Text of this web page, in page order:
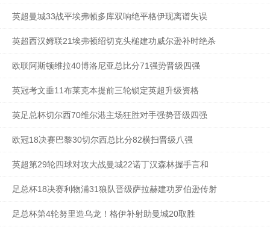
英超曼城33战平埃弗顿多库双响绝平格伊现离谱失误
英超西汉姆联21埃弗顿绍切克头槌建功威尔逊补时绝杀
欧联阿斯顿维拉40博洛尼亚总比分71强势晋级四强
英冠考文垂11布莱克本提前三轮锁定英超升级资格
英足总杯切尔西70维尔港主场狂胜对手强势晋级四强
欧冠18决赛巴黎30切尔西总比分82横扫晋级八强
英超第29轮四球对攻大战曼城22诺丁汉森林握手言和
足总杯18决赛利物浦31狼队晋级萨拉赫建功罗伯逊传射
足总杯第4轮努里造乌龙！格伊补射助曼城20取胜